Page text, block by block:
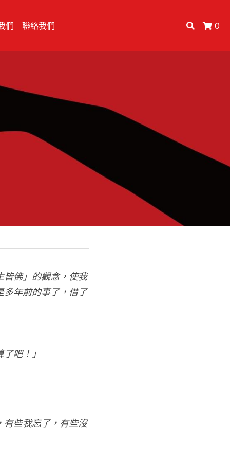
們 聯絡我們 0
皆佛」的觀念，使我
多年前的事了，借了
吧！」
有些我忘了，有些沒